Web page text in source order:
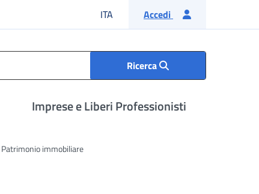
ITA Lingua italiana
Accedi
Ricerca
Imprese e Liberi Professionisti
Patrimonio immobiliare